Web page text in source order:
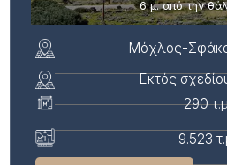
6 μ. από την
Μόχλος-
Εκτός
290
9.523